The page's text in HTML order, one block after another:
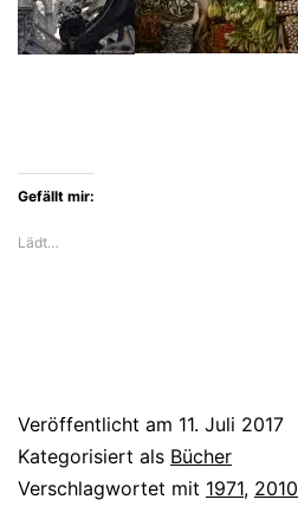
Sciascia
ist
Gefällt mir:
Lädt…
Veröffentlicht am 11. Juli 2017
Kategorisiert als Bücher
Verschlagwortet mit 1971, 2010